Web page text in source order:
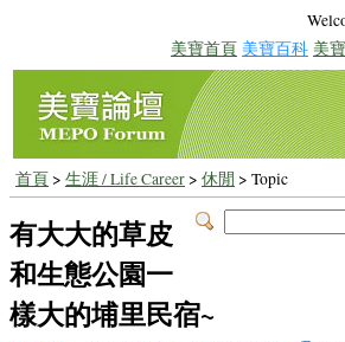
美寶首頁 美寶百科 美
首頁> 生涯 / Life Career> 休閒 > Topic
有大大的草皮
和生態公園一
樣大的埔里民宿~